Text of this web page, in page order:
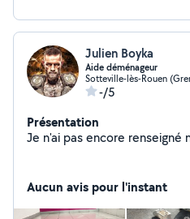
Julien Boyka
Aide déménageur
Sotteville-lès-Rouen
-/5
Présentation
Aucun avis pour l'instant